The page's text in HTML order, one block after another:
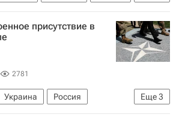
Столтенберг
НАТО
ООН
присутствие в
2781
Еще3
Украина
Россия
Восточная Европа НАТО